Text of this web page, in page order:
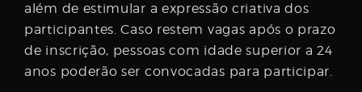
além de estimular a expressão criativa dos
participantes. Caso restem vagas após o prazo
de inscrição, pessoas com idade superior a 24
anos poderão ser convocadas para participar.